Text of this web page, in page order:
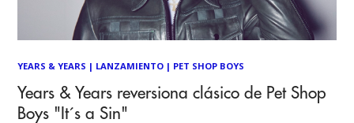
YEARS & YEARS | LANZAMIENTO | PET SHOP BOYS
Years & Years reversiona clásico de Pet Shop
Boys "It´s a Sin"